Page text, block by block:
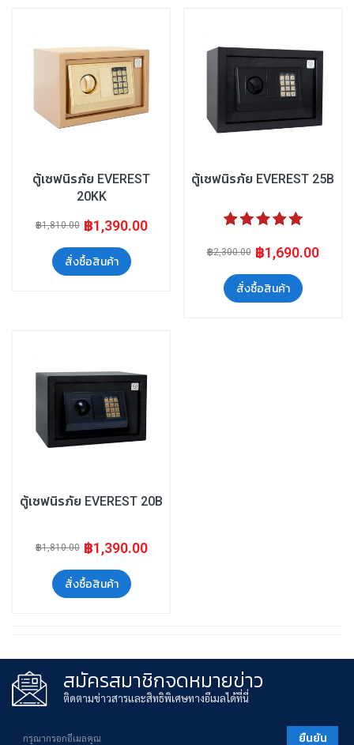
ตู้เซฟนิรภัย EVEREST
20KK
฿1,390.00
฿1,810.00
สั่งซื้อสินค้า
ตู้เซฟนิรภัย EVEREST 25B
ระดับคะแนน:
฿1,690.00
฿2,300.00
สั่งซื้อสินค้า
ตู้เซฟนิรภัย EVEREST 20B
฿1,390.00
฿1,810.00
สั่งซื้อสินค้า
สมัครสมาชิกจดหมายข่าว
ติดตามข่าวสารและสิทธิพิเศษทางอีเมลได้ที่นี่
ยืนยัน